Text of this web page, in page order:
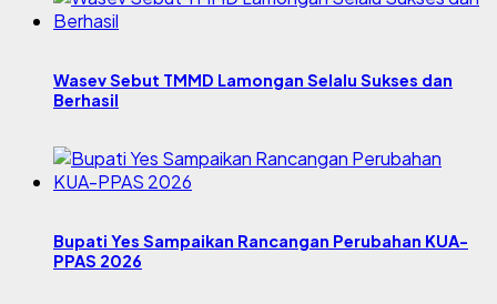
Wasev Sebut TMMD Lamongan Selalu Sukses dan
Berhasil
Bupati Yes Sampaikan Rancangan Perubahan KUA-
PPAS 2026